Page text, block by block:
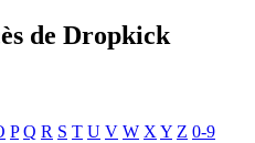
de Dropkick
P Q R S T U V W X Y Z 0-9